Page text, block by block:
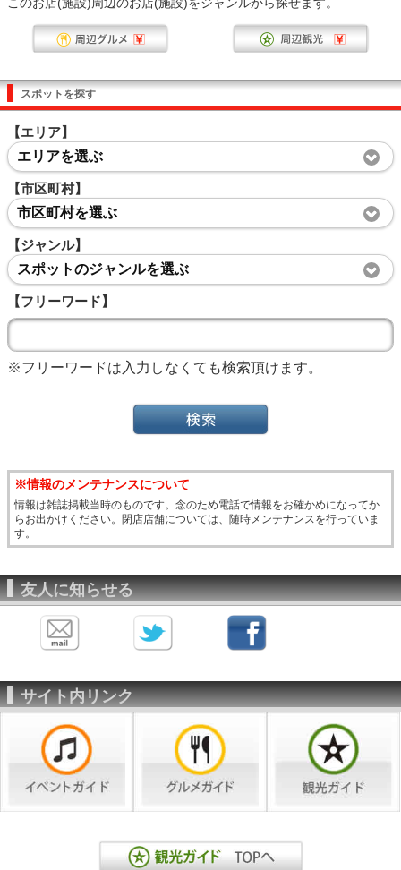
このお店(施設)周辺のお店(施設)をジャンルから探せます。
スポットを探す
【エリア】
エリアを選ぶ
【市区町村】
市区町村を選ぶ
【ジャンル】
スポットのジャンルを選ぶ
【フリーワード】
※フリーワードは入力しなくても検索頂けます。
※情報のメンテナンスについて
情報は雑誌掲載当時のものです。念のため電話で情報をお確かめになってか
らお出かけください。閉店店舗については、随時メンテナンスを行っていま
す。
友人に知らせる
サイト内リンク